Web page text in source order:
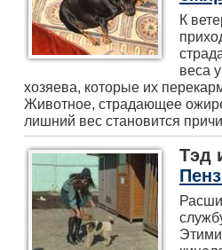
К
веса
хозяева, которые их
Животное, страдающее
лишний вес становится
Тэд